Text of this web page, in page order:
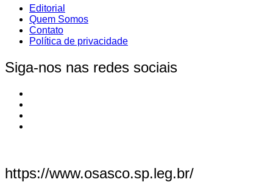
Editorial
Quem Somos
Contato
Política de privacidade
Siga-nos nas redes sociais
https://www.osasco.sp.leg.br/